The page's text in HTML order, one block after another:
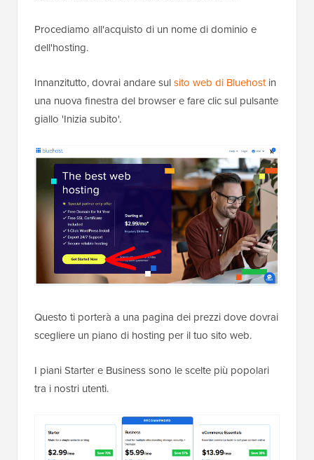
Procediamo all'acquisto di un nome di dominio e
dell'hosting.
Innanzitutto, dovrai andare sulsito web di Bluehostin
una nuova finestra del browser e fare clic sul pulsante
giallo 'Inizia subito'.
Questo ti porterà a una pagina dei prezzi dove dovrai
scegliere un piano di hosting per il tuo sito web.
I piani Starter e Business sono le scelte più popolari
tra i nostri utenti.